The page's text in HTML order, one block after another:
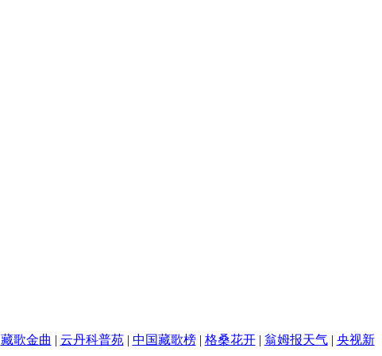
藏歌金曲 | 云丹科普苑| 中国藏歌榜| 格桑花开| 翁姆报天气| 央视新